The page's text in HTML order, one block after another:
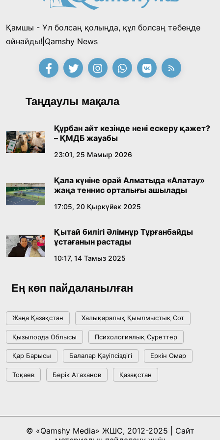
18:39, 23 Шілде 2026
Қонаев қаласының әкімі «Славян базары»
қабылдады
16:27, 23 Шілде 2026
Қазақ тіліндегі «құт» концептісінің
лингвомәдени сипаты
09:21, 21 Шілде 2026
Абайдың адам тәрбиесі туралы
18:59, 20 Шілде 2026
Жасанды интеллект: адамзаттың көмекшісі
18:16, 20 Шілде 2026
жетістіктері мен даму бағыты
Мемлекет басшысы Көбейтұз көлінің жай-
күйіне назар аударды
18:22, 17 Шілде 2026
10:28, 15 Шілде 2026
Қамшы - Ұл болсаң қолыңда, құл болсаң төбеңде
ойнайды!|Qamshy News
Таңдаулы мақала
Құрбан айт кезінде нені ескеру қажет?
– ҚМДБ жауабы
23:01, 25 Мамыр 2026
Қала күніне орай Алматыда «Алатау»
жаңа теннис орталығы ашылады
17:05, 20 Қыркүйек 2025
Қытай билігі Әлімнұр Тұрғанбайды
ұстағанын растады
10:17, 14 Тамыз 2025
Ең көп пайдаланылған
Жаңа Қазақстан Халықаралық Қыылмыстық Сот
Қызылорда Облысы Психологиялық Суреттер
Қар Барысы Балалар Қауіпсіздігі Еркін Омар
Тоқаев Берік Атаханов Қазақстан
© «Qamshy Media» ЖШС, 2012-2025 | Сайт